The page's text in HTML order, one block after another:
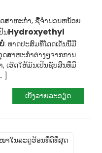
ສາ​ຫະ​ກໍາ​, ຊື່​ຈໍາ​ນວນ​ຫນ້ອຍ​
ນ​Hydroxyethyl
. ທາດປະສົມທີ່ໂດດເດັ່ນນີ້ມີ
ສາຫະກໍາຕ່າງໆຈາກການ
, ເຮັດໃຫ້ມັນເປັນຊັບສິນທີ່ມີ
]
ເບິ່ງລາຍລະອຽດ